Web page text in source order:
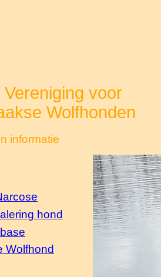
voor
Wolfhonden
informatie
Wolfhond
hond